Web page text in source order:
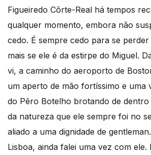
Figueiredo Côrte-Real há tempos
qualquer momento, embora não
cedo. É sempre cedo para se
mais se ele é da estirpe do Miguel.
vi, a caminho do aeroporto de
um aperto de mão fortíssimo e uma
do Pêro Botelho brotando de
da natureza que ele sempre foi no
aliado a uma dignidade de
Lisboa, ainda falei uma vez com